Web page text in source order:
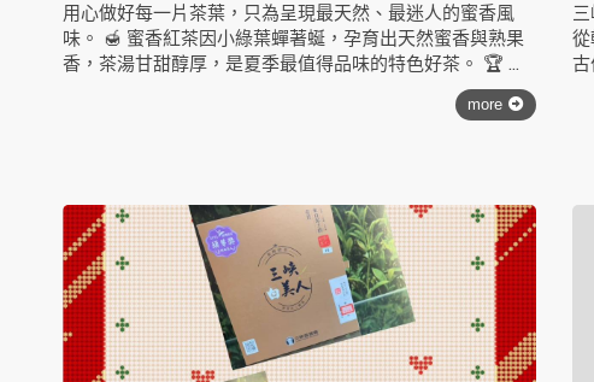
用心做好每一片茶葉，只為呈現最天然、最迷人的蜜香風
味。 🍯 蜜香紅茶因小綠葉蟬著蜒，孕育出天然蜜香與熟果
香，茶湯甘甜醇厚，是夏季最值得品味的特色好茶。 🏆 喜
more
古伯手